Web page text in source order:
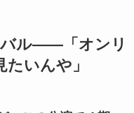
バル――「オンリ
いんや」